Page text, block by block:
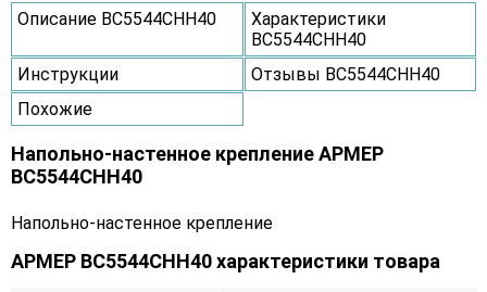
Описание ВС5544СНН40
Характеристики
ВС5544СНН40
Инструкции
Отзывы ВС5544СНН40
Похожие
Напольно-настенное крепление АРМЕР
ВС5544СНН40
Напольно-настенное крепление
АРМЕР ВС5544СНН40 характеристики товара